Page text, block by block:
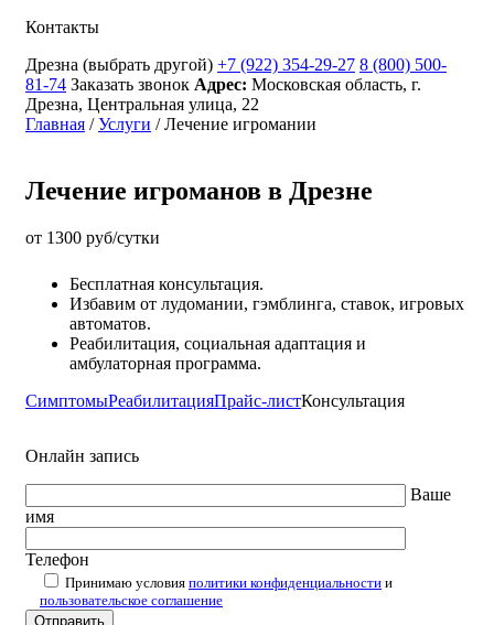
Контакты
Дрезна (выбрать другой) +7 (922) 354-29-27 8 (800) 500-
81-74 Заказать звонок Адрес: Московская область, г.
Дрезна, Центральная улица, 22
Главная /Услуги /Лечение игромании
Лечение игроманов в Дрезне
от 1300 руб/сутки
Бесплатная консультация.
Избавим от лудомании, гэмблинга, ставок, игровых
автоматов.
Реабилитация, социальная адаптация и
амбулаторная программа.
СимптомыРеабилитацияПрайс-листКонсультация
Онлайн запись
Ваше
имя
Телефон
Принимаю условия политики конфиденциальности и
пользовательское соглашение